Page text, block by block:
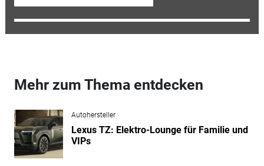
Mehr zum Thema entdecken
Autohersteller
Lexus TZ: Elektro-Lounge für Familie und
VIPs